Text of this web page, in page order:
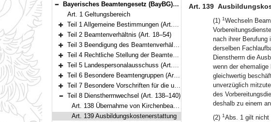
Bereich reduzieren
Bayerisches Beamtengesetz (BayBG) Vom 29. Juli 2008 (GVBl. S. 500) BayRS 2030-1-1-F (Art. 1–147)
Art. 1 Geltungsbereich
Bereich erweitern
Teil 1 Allgemeine Bestimmungen (Art. 2–17)
Bereich erweitern
Teil 2 Beamtenverhältnis (Art. 18–54)
Bereich erweitern
Teil 3 Beendigung des Beamtenverhältnisses (Art. 55–72)
Bereich erweitern
Teil 4 Rechtliche Stellung der Beamten und Beamtinnen (Art. 73–111)
Bereich erweitern
Teil 5 Landespersonalausschuss (Art. 112–120)
Bereich erweitern
Teil 6 Besondere Beamtengruppen (Art. 121–134)
Bereich erweitern
Teil 7 Besondere Vorschriften für die unter der Aufsicht des Staates stehenden Körperschaften, Anstalten und Stiftungen des öffentlichen Rechts (Art. 135–137)
Bereich reduzieren
Teil 8 Dienstherrnwechsel (Art. 138–140)
Art. 138 Übernahme von Kirchenbeamten und Kirchenbeamtinnen in ein Beamtenverhältnis im Sinn des Bayerischen Beamtengesetzes
Art. 139 Ausbildungskostenerstattung
Art. 139
(1) 1Wechseln
nach ihrer Berufung
derselben
Dienstherrn die
wenn der
gleichwertig
unverzüglich
des
deshalb zu einem
(2) 1Abs. 1 gilt nicht